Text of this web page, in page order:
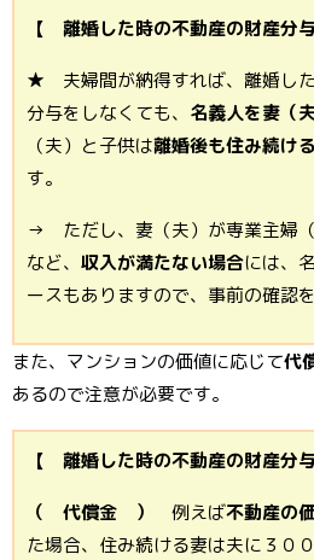
【 離婚した時の不動産の財産分
★ 夫婦間が納得すれば、離婚し
分与をしなくても、 名義人を妻（
（夫）と子供は離婚後も住み続ける
す。
→ ただし、妻（夫）が専業主婦
など、 収入が満たない場合には、
ースもありますので、事前の確認
また、マンションの価値に応じて代
あるので注意が必要です。
【 離婚した時の不動産の財産分
（ 代償金 ） 例えば不動産の
た場合、住み続ける妻は夫に３０